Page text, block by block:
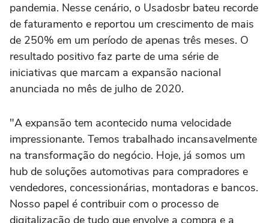
pandemia. Nesse cenário, o Usadosbr bateu recorde
de faturamento e reportou um crescimento de mais
de 250% em um período de apenas três meses. O
resultado positivo faz parte de uma série de
iniciativas que marcam a expansão nacional
anunciada no mês de julho de 2020.
"A expansão tem acontecido numa velocidade
impressionante. Temos trabalhado incansavelmente
na transformação do negócio. Hoje, já somos um
hub de soluções automotivas para compradores e
vendedores, concessionárias, montadoras e bancos.
Nosso papel é contribuir com o processo de